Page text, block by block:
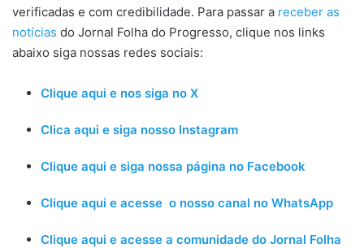
verificadas e com credibilidade. Para passar a receber as
notícias do Jornal Folha do Progresso, clique nos links
abaixo siga nossas redes sociais:
Clique aqui e nos siga no X
Clica aqui e siga nosso Instagram
Clique aqui e siga nossa página no Facebook
Clique aqui e acesse o nosso canal no WhatsApp
Clique aqui e acesse a comunidade do Jornal Folha